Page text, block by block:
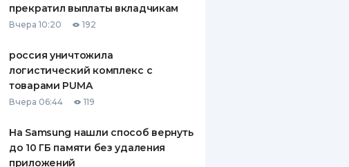
прекратил выплаты вкладчикам
Вчера 10:20 192
россия уничтожила
логистический комплекс с
товарами PUMA
Вчера 06:44 119
На Samsung нашли способ вернуть
до 10 ГБ памяти без удаления
приложений